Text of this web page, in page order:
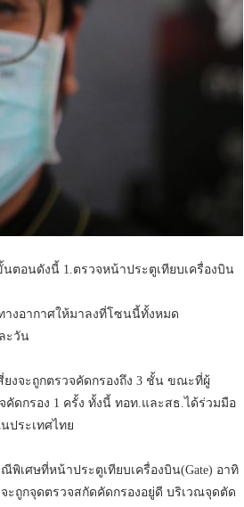
ตอนดังนี้ 1.ตรวจหน้าประตูเทียบเครื่องบิน
างอากาศให้มาลงที่โซนนี้ทั้งหมด
ะวัน
ยงจะถูกตรวจคัดกรองถึง 3 ชั้น ขณะที่ผู้
ดกรอง 1 ครั้ง ทั้งนี้ ทอท.และสธ.ได้ร่วมมือ
ประเทศไทย
เศษที่หน้าประตูเทียบเครื่องบิน(Gate) อาทิ
จะถูกจุดตรวจสกัดคัดกรองอยู่ดี บริเวณจุดตัด